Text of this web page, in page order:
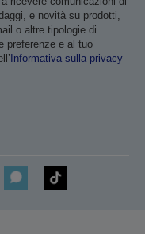
e novità su prodotti,
o altre tipologie di
preferenze e al tuo
Informativa sulla privacy